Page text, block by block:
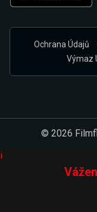
Ochrana Údajů
Výmaz
© 2026
i